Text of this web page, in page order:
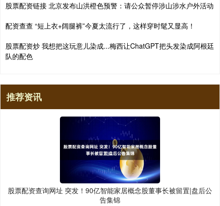
股票配资链接 北京发布山洪橙色预警：请公众暂停涉山涉水户外活动
配资查查 “短上衣+阔腿裤”今夏太流行了，这样穿时髦又显高！
股票配资炒 我想把这玩意儿染成...梅西让ChatGPT把头发染成阿根廷
队的配色
推荐资讯
股票配资查询网址 突发！90亿智能家居概念股董事长被留置|盘后公
告集锦